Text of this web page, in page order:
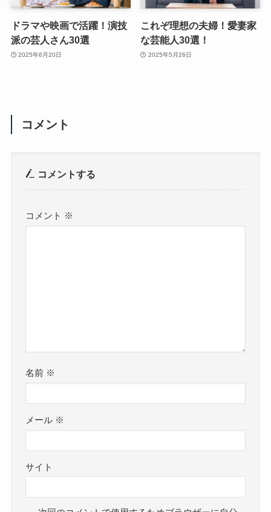
ドラマや映画で活躍！演技
派の芸人さん30選
2025年6月20日
これぞ理想の夫婦！愛妻家
な芸能人30選！
2025年5月26日
コメント
コメントする
コメント ※
名前 ※
メール ※
サイト